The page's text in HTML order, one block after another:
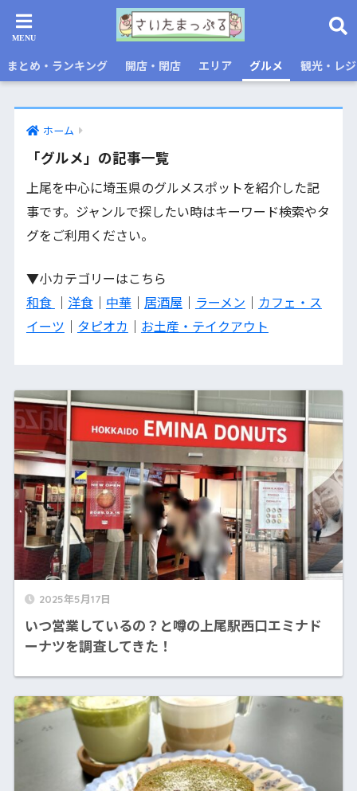
まとめ・ランキング 開店・閉店 エリア グルメ 観光・レ
ホーム
「グルメ」の記事一覧
上尾を中心に埼玉県のグルメスポットを紹介した記
事です。ジャンルで探したい時はキーワード検索やタ
グをご利用ください。
▼小カテゴリーはこちら
和食 ｜ 洋食｜ 中華｜ 居酒屋 ｜ ラーメン ｜ カフェ・ス
イーツ ｜ タピオカ ｜ お土産・テイクアウト
2025年5月17日
いつ営業しているの？と噂の上尾駅西口エミナド
ーナツを調査してきた！